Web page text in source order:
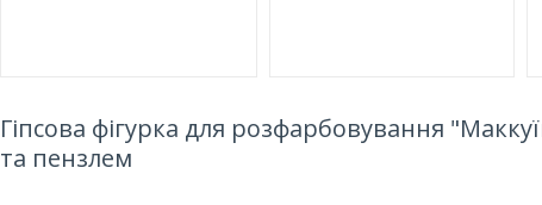
Гіпсова фігурка для розфарбовування
та пензлем